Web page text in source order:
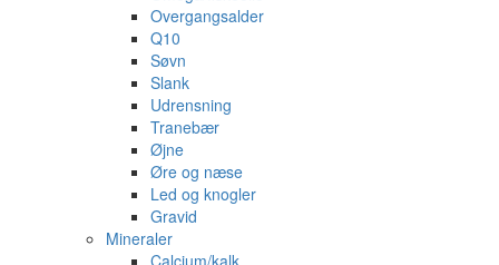
Overgangsalder
Q10
Søvn
Slank
Udrensning
Tranebær
Øjne
Øre og næse
Led og knogler
Gravid
Mineraler
Calcium/kalk